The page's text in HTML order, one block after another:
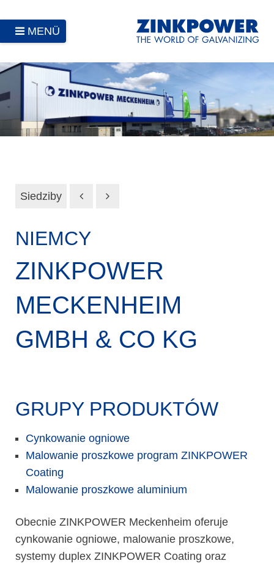
MENÜ
Siedziby
NIEMCY
ZINKPOWER
MECKENHEIM
GMBH & CO KG
GRUPY PRODUKTÓW
Cynkowanie ogniowe
Malowanie proszkowe program ZINKPOWER
Coating
Malowanie proszkowe aluminium
Obecnie ZINKPOWER Meckenheim oferuje
cynkowanie ogniowe, malowanie proszkowe,
systemy duplex ZINKPOWER Coating oraz